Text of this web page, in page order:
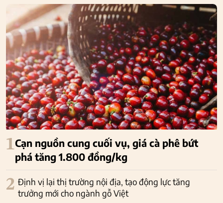
1Cạn nguồn cung cuối vụ, giá cà phê bứt
phá tăng 1.800 đồng/kg
2 Định vị lại thị trường nội địa, tạo động lực tăng
trưởng mới cho ngành gỗ Việt